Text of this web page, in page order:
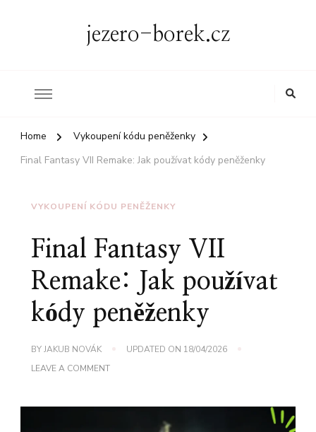
jezero-borek.cz
Home
Vykoupení kódu peněženky
Final Fantasy VII Remake: Jak používat kódy peněženky
VYKOUPENÍ KÓDU PENĚŽENKY
Final Fantasy VII
Remake: Jak používat
kódy peněženky
BYJAKUB NOVÁK UPDATED ON 18/04/2026
LEAVE A COMMENTON